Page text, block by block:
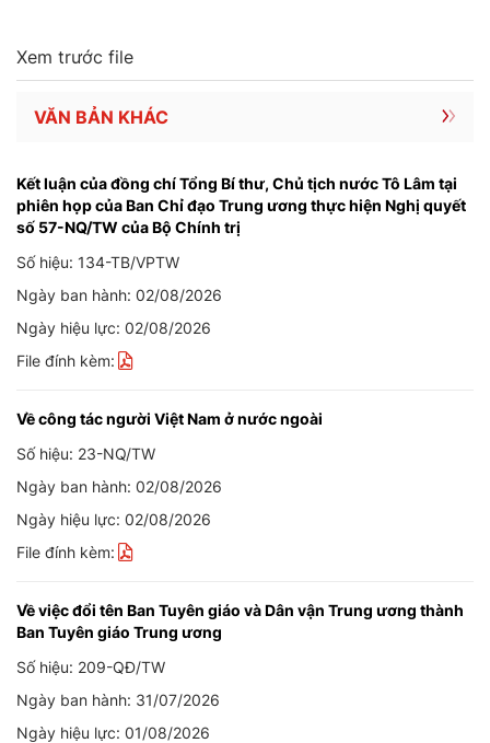
Xem trước file
VĂN BẢN KHÁC
Kết luận của đồng chí Tổng Bí thư, Chủ tịch nước Tô Lâm tại
phiên họp của Ban Chỉ đạo Trung ương thực hiện Nghị quyết
số 57-NQ/TW của Bộ Chính trị
Số hiệu: 134-TB/VPTW
Ngày ban hành: 02/08/2026
Ngày hiệu lực: 02/08/2026
File đính kèm:
Về công tác người Việt Nam ở nước ngoài
Số hiệu: 23-NQ/TW
Ngày ban hành: 02/08/2026
Ngày hiệu lực: 02/08/2026
File đính kèm:
Về việc đổi tên Ban Tuyên giáo và Dân vận Trung ương thành
Ban Tuyên giáo Trung ương
Số hiệu: 209-QĐ/TW
Ngày ban hành: 31/07/2026
Ngày hiệu lực: 01/08/2026